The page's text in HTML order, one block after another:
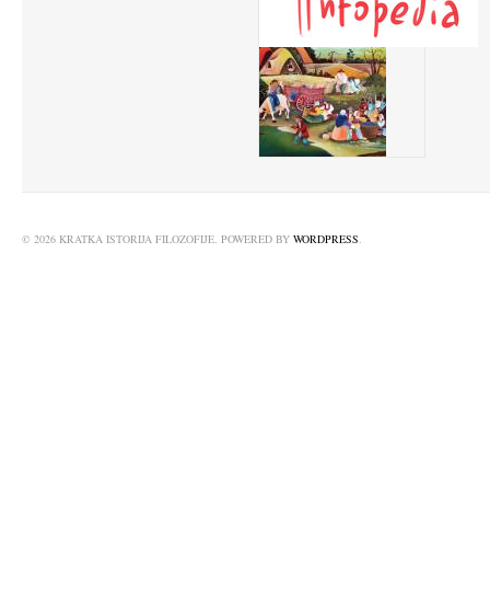
© 2026 KRATKA ISTORIJA FILOZOFIJE. POWERED BY WORDPRESS.